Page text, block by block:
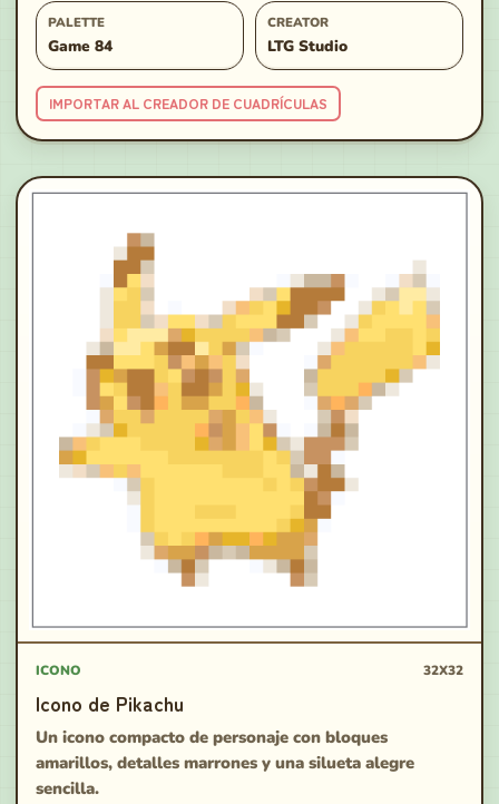
PALETTE
Game 84
CREATOR
LTG Studio
IMPORTAR AL CREADOR DE CUADRÍCULAS
ICONO 32X32
Icono de Pikachu
Un icono compacto de personaje con bloques
amarillos, detalles marrones y una silueta alegre
sencilla.